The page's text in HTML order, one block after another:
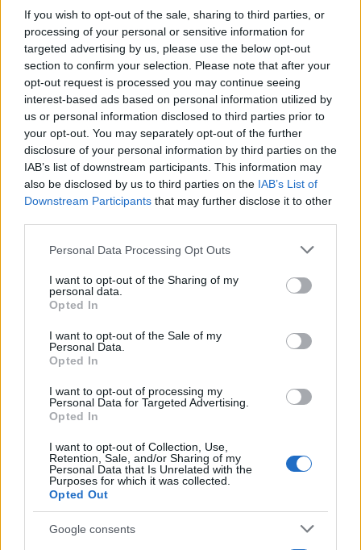
If you wish to opt-out of the sale, sharing to third parties, or
processing of your personal or sensitive information for
targeted advertising by us, please use the below opt-out
section to confirm your selection. Please note that after your
opt-out request is processed you may continue seeing
interest-based ads based on personal information utilized by
us or personal information disclosed to third parties prior to
your opt-out. You may separately opt-out of the further
disclosure of your personal information by third parties on the
IAB’s list of downstream participants. This information may
also be disclosed by us to third parties on the IAB’s List of
Downstream Participants that may further disclose it to other
Please note that this website/app uses one or more Google
not limited to your visit or usage behaviour. You may click to
grant or deny consent to Google and its third-party tags to
use your data for below specified purposes in below Google
consent section.
Personal Data Processing Opt Outs
I want to opt-out of the Sharing of my
personal data.
Opted In
I want to opt-out of the Sale of my
Personal Data.
Opted In
I want to opt-out of processing my
Personal Data for Targeted Advertising.
Opted In
I want to opt-out of Collection, Use,
Retention, Sale, and/or Sharing of my
Personal Data that Is Unrelated with the
Purposes for which it was collected.
Opted Out
Google consents
Continue lendo
NÃO CLASSIFICADO
Brent cai 8.3% e arrasta petróleo e ouro para baixo
NÃO CLASSIFICADO